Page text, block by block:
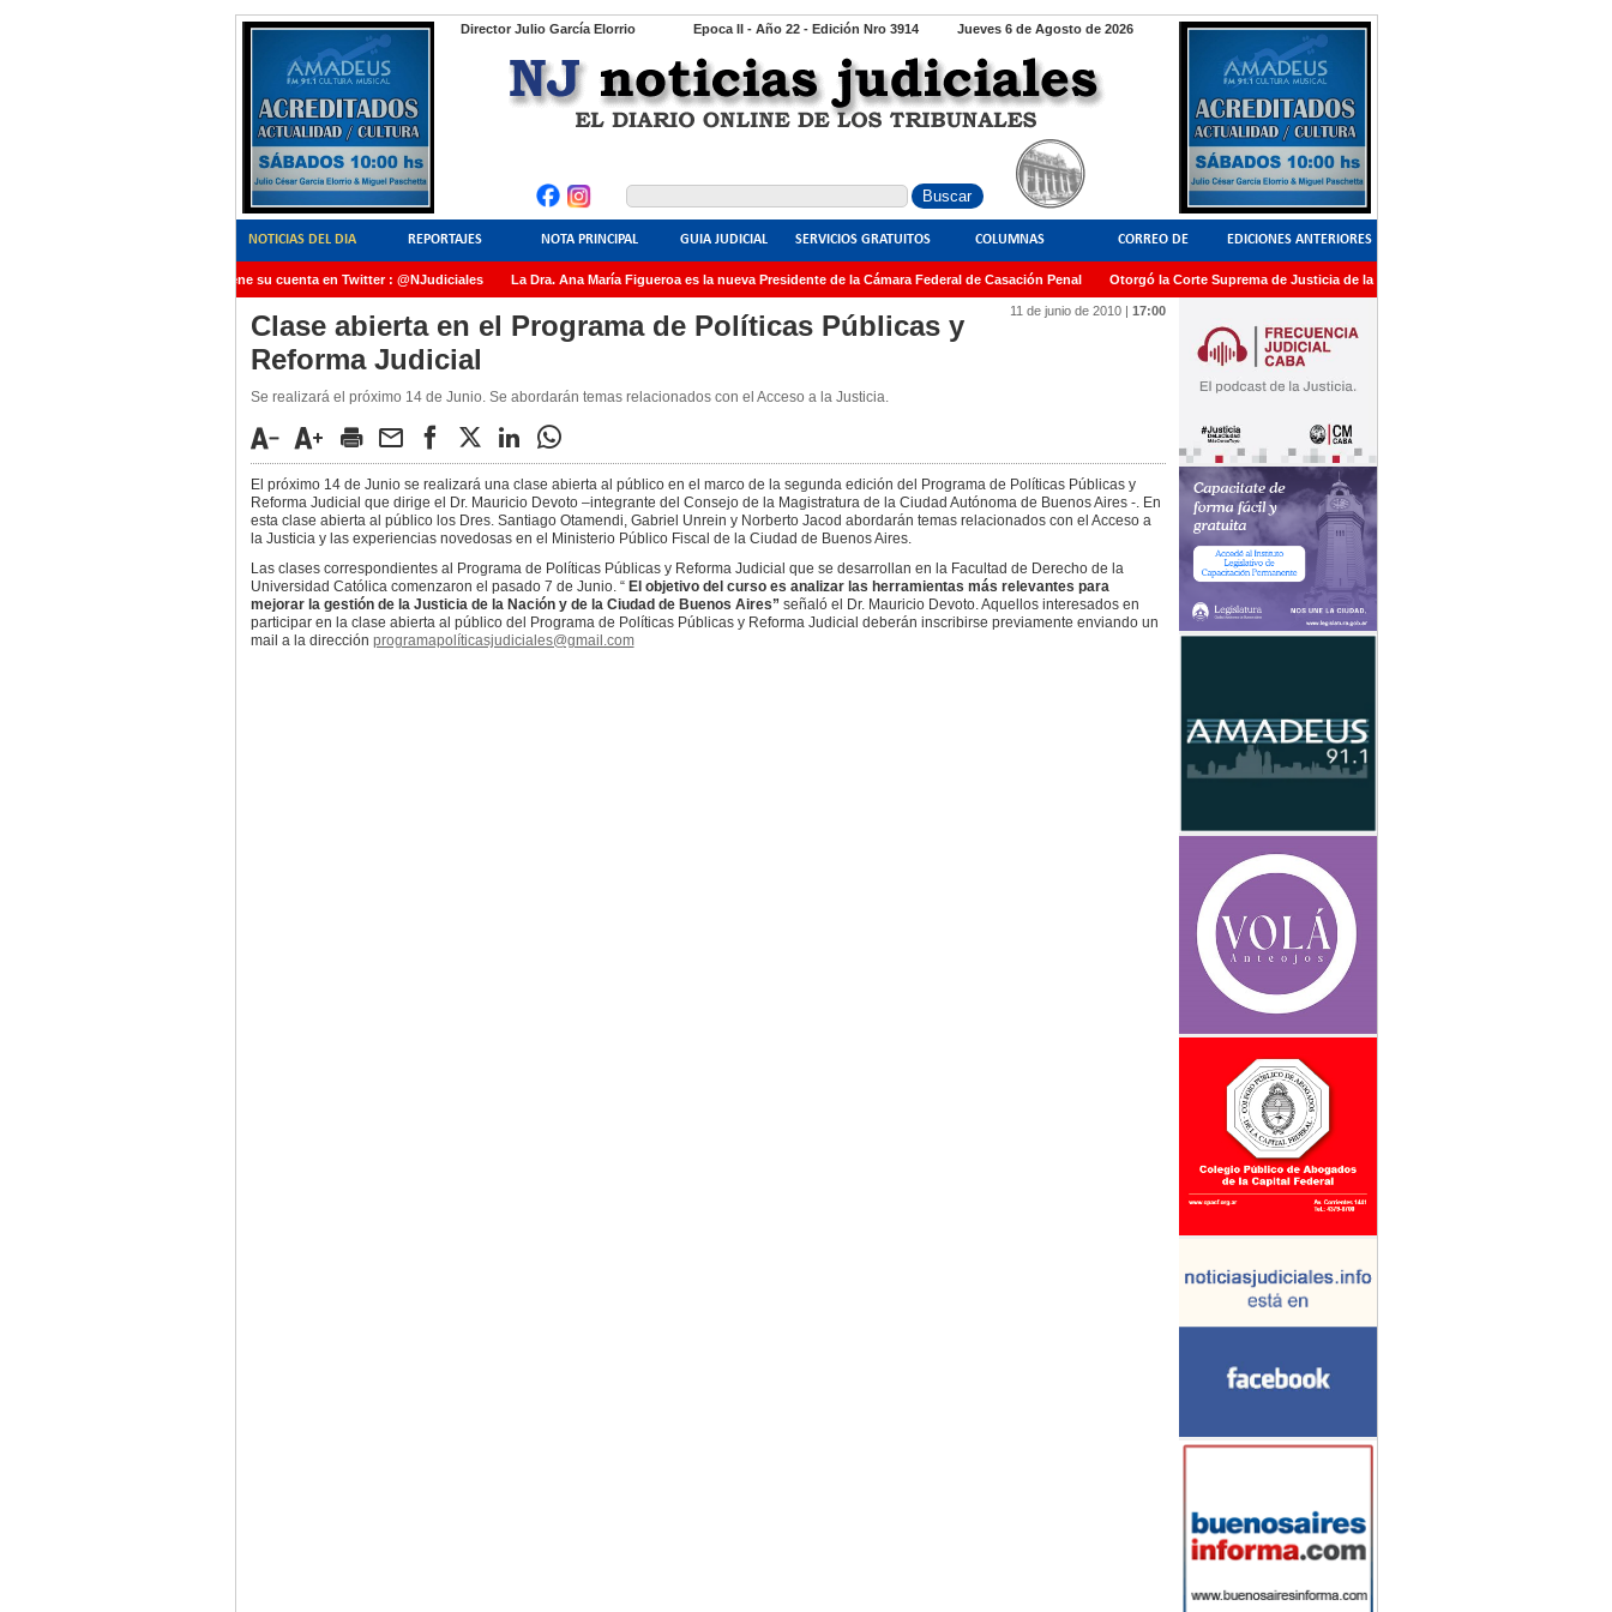
Director Julio García Elorrio Jueves 6 de Agosto de 2026
Epoca II - Año 22 - Edición Nro 3914
NOTICIAS DEL DIA REPORTAJES NOTA PRINCIPAL GUIA JUDICIAL SERVICIOS GRATUITOS COLUMNAS CORREO DE
LECTORES
EDICIONES ANTERIORES
NoticiasJudiciales.INFO tiene su cuenta en Twitter : @NJudiciales La Dra. Ana María Figueroa es la nueva Presidente de la Cámara Federal de Casación Penal Otorgó la Corte Suprema de Justicia de la Nación una medalla al Dr. Raul
AMIA quedó radicada ante el Juez Daniel Rafecas 11 de junio de 2010| 17:00
Clase abierta en el Programa de Políticas Públicas y
Reforma Judicial
Se realizará el próximo 14 de Junio. Se abordarán temas relacionados con el Acceso a la Justicia.
El próximo 14 de Junio se realizará una clase abierta al público en el marco de la segunda edición del Programa de Políticas Públicas y
Reforma Judicial que dirige el Dr. Mauricio Devoto –integrante del Consejo de la Magistratura de la Ciudad Autónoma de Buenos Aires -. En
esta clase abierta al público los Dres. Santiago Otamendi, Gabriel Unrein y Norberto Jacod abordarán temas relacionados con el Acceso a
la Justicia y las experiencias novedosas en el Ministerio Público Fiscal de la Ciudad de Buenos Aires.
Las clases correspondientes al Programa de Políticas Públicas y Reforma Judicial que se desarrollan en la Facultad de Derecho de la
Universidad Católica comenzaron el pasado 7 de Junio. “ El objetivo del curso es analizar las herramientas más relevantes para
mejorar la gestión de la Justicia de la Nación y de la Ciudad de Buenos Aires” señaló el Dr. Mauricio Devoto. Aquellos interesados en
participar en la clase abierta al público del Programa de Políticas Públicas y Reforma Judicial deberán inscribirse previamente enviando un
mail a la dirección programapolíticasjudiciales@gmail.com